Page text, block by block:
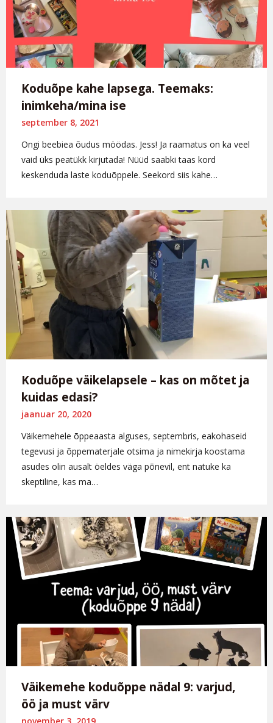
Koduõpe kahe lapsega. Teemaks:
inimkeha/mina ise
september 8, 2021
Ongi beebiea õudus möödas. Jess! Ja raamatus on ka veel
vaid üks peatükk kirjutada! Nüüd saabki taas kord
keskenduda laste koduõppele. Seekord siis kahe…
Koduõpe väikelapsele – kas on mõtet ja
kuidas edasi?
jaanuar 20, 2020
Väikemehele õppeaasta alguses, septembris, eakohaseid
tegevusi ja õppematerjale otsima ja nimekirja koostama
asudes olin ausalt öeldes väga põnevil, ent natuke ka
skeptiline, kas ma…
Väikemehe koduõppe nädal 9: varjud,
öö ja must värv